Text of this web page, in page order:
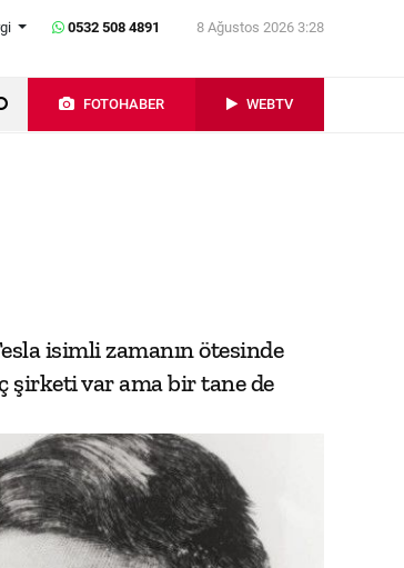
0532 508 4891 8 Ağustos 2026 3:28
FOTOHABER WEBTV
isimli zamanın ötesinde
şirketi var ama bir tane de